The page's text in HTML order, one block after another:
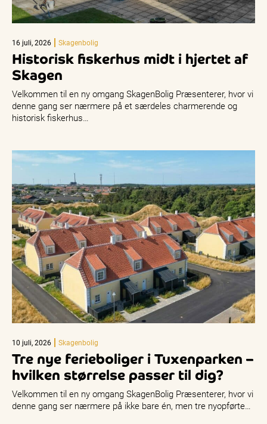
16 juli, 2026 Skagenbolig
Historisk fiskerhus midt i hjertet af
Skagen
Velkommen til en ny omgang SkagenBolig Præsenterer, hvor vi
denne gang ser nærmere på et særdeles charmerende og
historisk fiskerhus…
10 juli, 2026 Skagenbolig
Tre nye ferieboliger i Tuxenparken –
hvilken størrelse passer til dig?
Velkommen til en ny omgang SkagenBolig Præsenterer, hvor vi
denne gang ser nærmere på ikke bare én, men tre nyopførte…